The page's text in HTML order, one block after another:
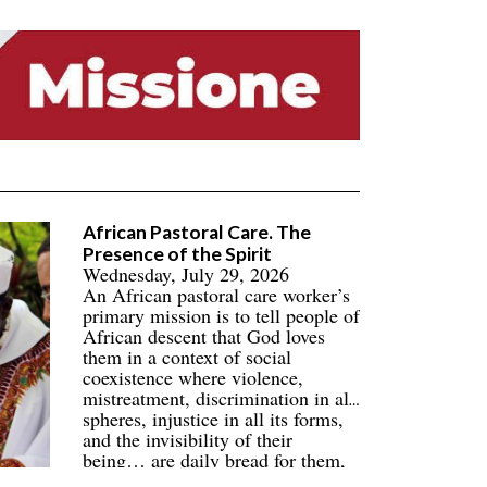
African Pastoral Care. The
Presence of the Spirit
Wednesday, July 29, 2026
An African pastoral care worker’s
primary mission is to tell people of
African descent that God loves
them in a context of social
coexistence where violence,
mistreatment, discrimination in all
spheres, injustice in all its forms,
and the invisibility of their
being… are daily bread for them,